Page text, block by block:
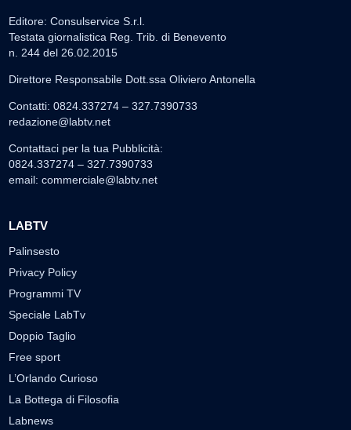
Editore: Consulservice S.r.l.
Testata giornalistica Reg. Trib. di Benevento
n. 244 del 26.02.2015
Direttore Responsabile Dott.ssa Oliviero Antonella
Contatti: 0824.337274 – 327.7390733
redazione@labtv.net
Contattaci per la tua Pubblicità:
0824.337274 – 327.7390733
email: commerciale@labtv.net
LABTV
Palinsesto
Privacy Policy
Programmi TV
Speciale LabTv
Doppio Taglio
Free sport
L’Orlando Curioso
La Bottega di Filosofia
Labnews